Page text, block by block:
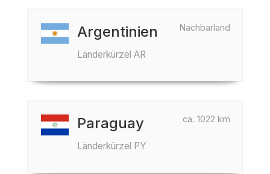
Nachbarland
Argentinien
Länderkürzel AR
ca. 1022 km
Paraguay
Länderkürzel PY